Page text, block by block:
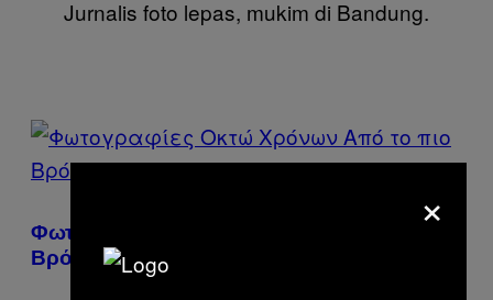
Jurnalis foto lepas, mukim di Bandung.
POSTS
BY
AUTHOR
Φωτογραφίες Οκτώ Χρόνων Από το πιο
Βρόμικο Ποτάμι του Κόσμου
×